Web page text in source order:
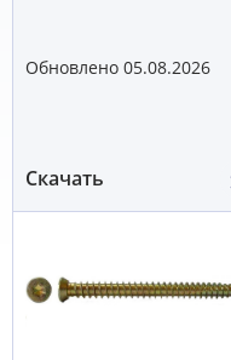
Обновлено 05.08.2026
Скачать